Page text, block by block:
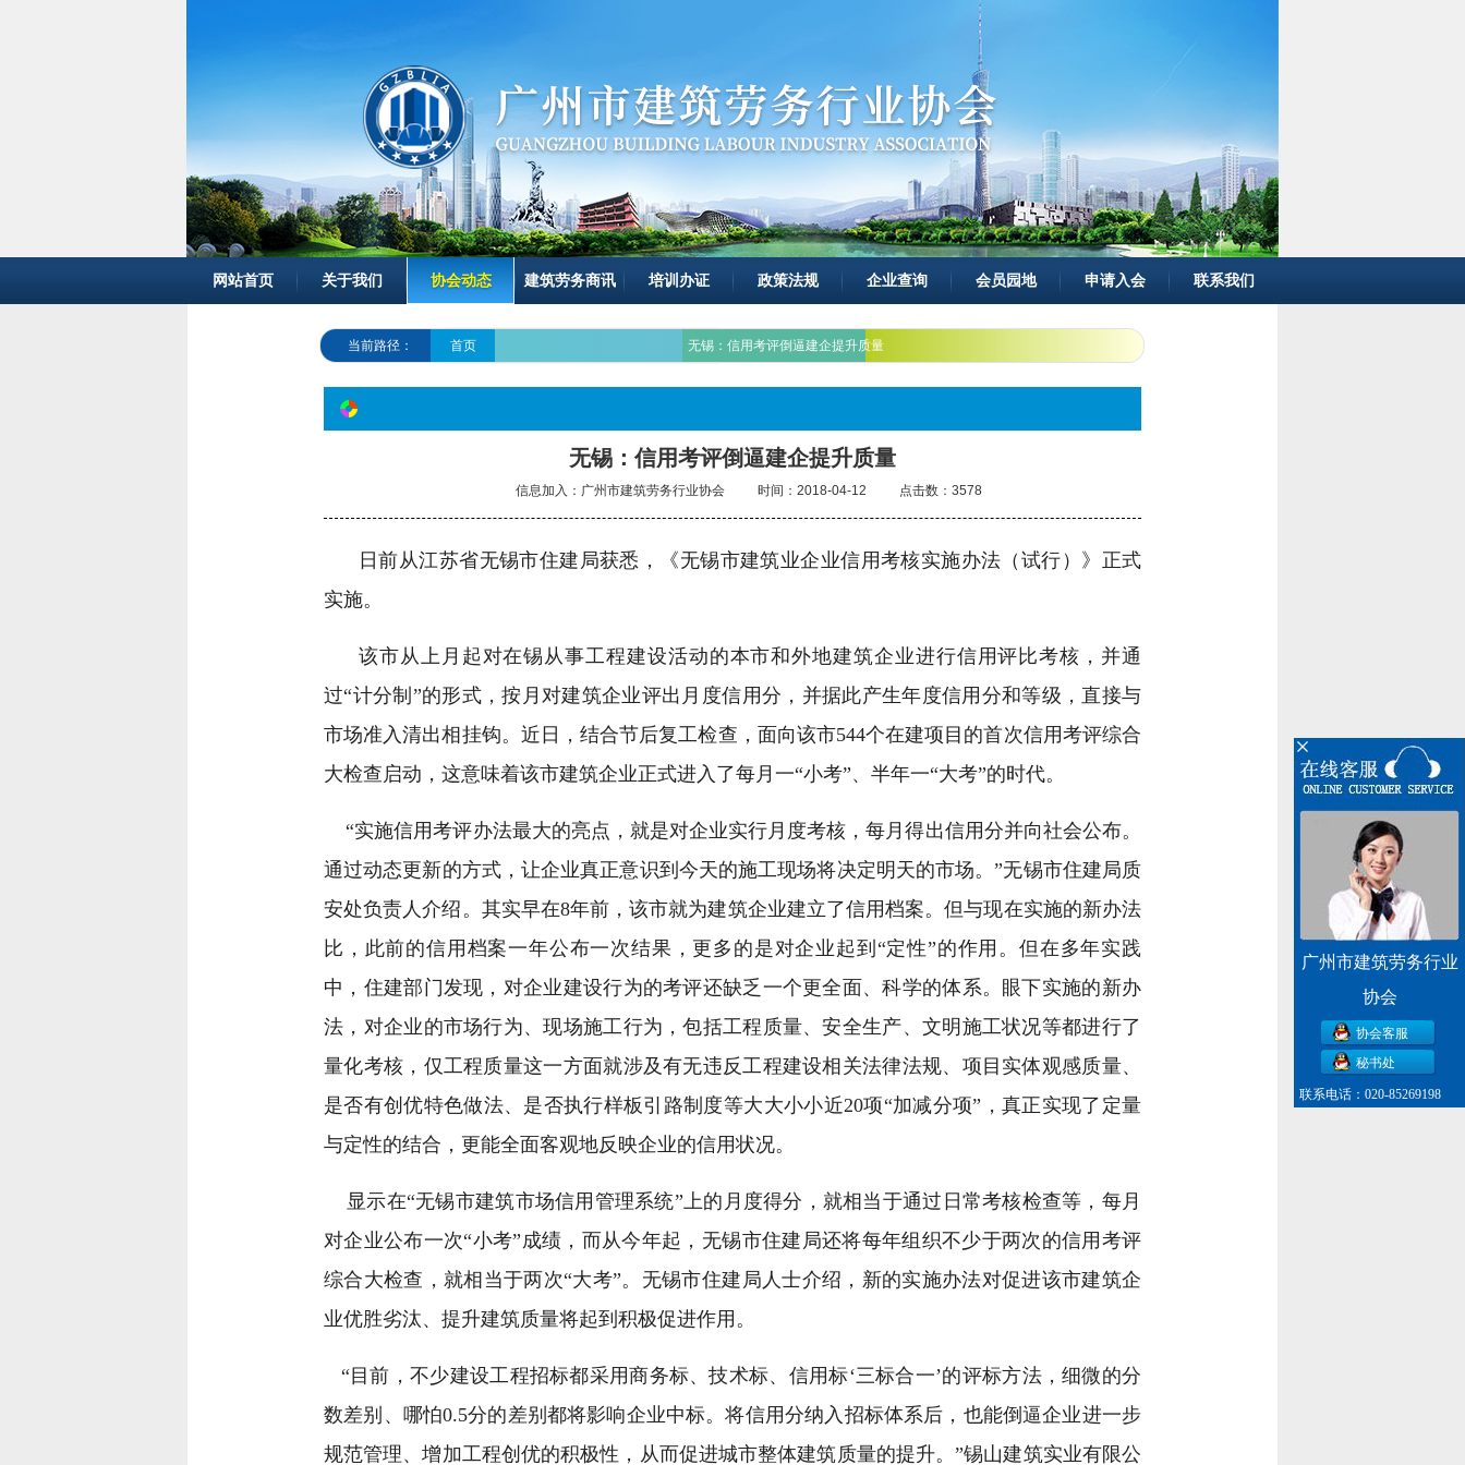
网站首页 关于我们 协会动态 建筑劳务商讯 培训办证 政策法规 企业查询 会员园地 申请入会 联系我们
当前路径： 首页 无锡：信用考评倒逼建企提升质量
无锡：信用考评倒逼建企提升质量
信息加入：广州市建筑劳务行业协会 时间：2018-04-12 点击数：3578
日前从江苏省无锡市住建局获悉，《无锡市建筑业企业信用考核实施办法（试行）》正式
实施。
该市从上月起对在锡从事工程建设活动的本市和外地建筑企业进行信用评比考核，并通
过“计分制”的形式，按月对建筑企业评出月度信用分，并据此产生年度信用分和等级，直接与
市场准入清出相挂钩。近日，结合节后复工检查，面向该市544个在建项目的首次信用考评综合
大检查启动，这意味着该市建筑企业正式进入了每月一“小考”、半年一“大考”的时代。
“实施信用考评办法最大的亮点，就是对企业实行月度考核，每月得出信用分并向社会公布。
通过动态更新的方式，让企业真正意识到今天的施工现场将决定明天的市场。”无锡市住建局质
安处负责人介绍。其实早在8年前，该市就为建筑企业建立了信用档案。但与现在实施的新办法
比，此前的信用档案一年公布一次结果，更多的是对企业起到“定性”的作用。但在多年实践
中，住建部门发现，对企业建设行为的考评还缺乏一个更全面、科学的体系。眼下实施的新办
法，对企业的市场行为、现场施工行为，包括工程质量、安全生产、文明施工状况等都进行了
量化考核，仅工程质量这一方面就涉及有无违反工程建设相关法律法规、项目实体观感质量、
是否有创优特色做法、是否执行样板引路制度等大大小小近20项“加减分项”，真正实现了定量
与定性的结合，更能全面客观地反映企业的信用状况。
显示在“无锡市建筑市场信用管理系统”上的月度得分，就相当于通过日常考核检查等，每月
对企业公布一次“小考”成绩，而从今年起，无锡市住建局还将每年组织不少于两次的信用考评
综合大检查，就相当于两次“大考”。无锡市住建局人士介绍，新的实施办法对促进该市建筑企
业优胜劣汰、提升建筑质量将起到积极促进作用。
“目前，不少建设工程招标都采用商务标、技术标、信用标‘三标合一’的评标方法，细微的分
数差别、哪怕0.5分的差别都将影响企业中标。将信用分纳入招标体系后，也能倒逼企业进一步
规范管理、增加工程创优的积极性，从而促进城市整体建筑质量的提升。”锡山建筑实业有限公
广州市建筑劳务行业
协会
协会客服
秘书处
联系电话：020-85269198